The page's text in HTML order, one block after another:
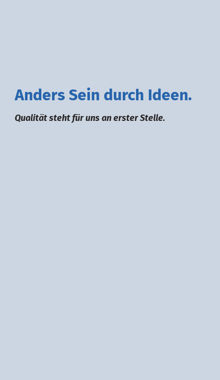
Anders Sein durch deen.
Qualität steht für uns an erster Stelle.